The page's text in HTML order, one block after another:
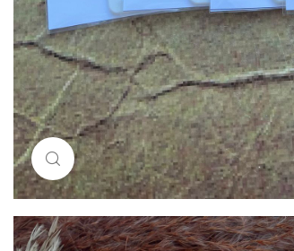
Resimi büyütmek için tıklayın